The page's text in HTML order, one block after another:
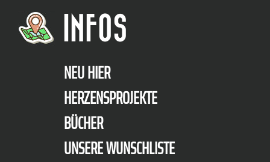
INFOS
NEU HIER
HERZENSPROJEKTE
BÜCHER
UNSERE WUNSCHLISTE